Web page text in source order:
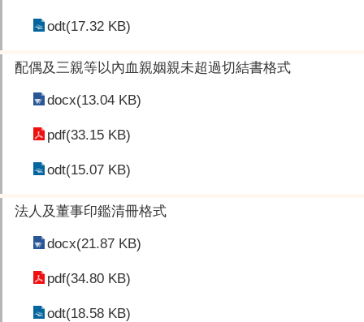
odt(17.32 KB)
配偶及三親等以內血親姻親未超過切結書格式
docx(13.04 KB)
pdf(33.15 KB)
odt(15.07 KB)
法人及董事印鑑清冊格式
docx(21.87 KB)
pdf(34.80 KB)
odt(18.58 KB)